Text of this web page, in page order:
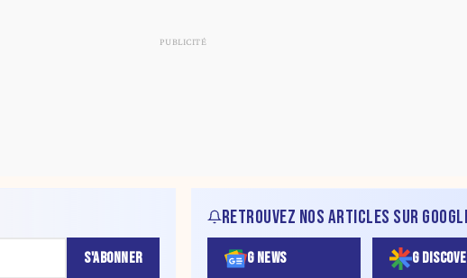
S'ABONNER
RETROUVEZ NOS ARTICLES SUR
G NEWS G